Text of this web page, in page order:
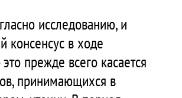
исследованию, и
консенсус в ходе
прежде всего касается
принимающихся в